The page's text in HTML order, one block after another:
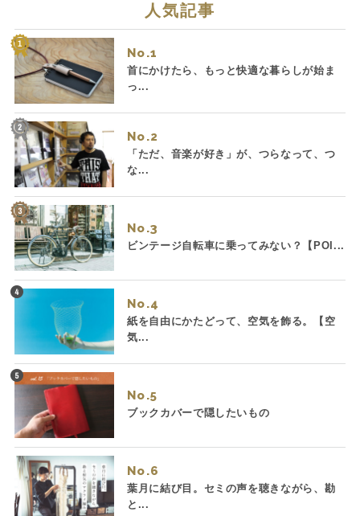
人気記事
No.
首にかけたら、もっと快適な暮らしが始ま
っ...
No.
「ただ、音楽が好き」が、つらなって、つ
な...
No.
ビンテージ自転車に乗ってみない？【POI...
No.
紙を自由にかたどって、空気を飾る。【空
気...
No.
ブックカバーで隠したいもの
No.
葉月に結び目。セミの声を聴きながら、勘
と...